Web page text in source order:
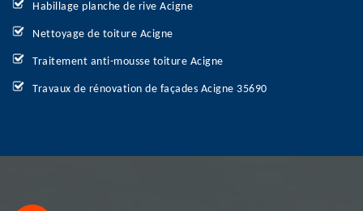
Habillage planche de rive Acigne
Nettoyage de toiture Acigne
Traitement anti-mousse toiture Acigne
Travaux de rénovation de façades Acigne 35690